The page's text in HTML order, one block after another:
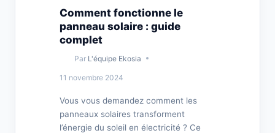
EXPLICATIONS
Comment fonctionne le
panneau solaire : guide
complet
Par L'équipe Ekosia
11 novembre 2024
Vous vous demandez comment les
panneaux solaires transforment
l’énergie du soleil en électricité ? Ce